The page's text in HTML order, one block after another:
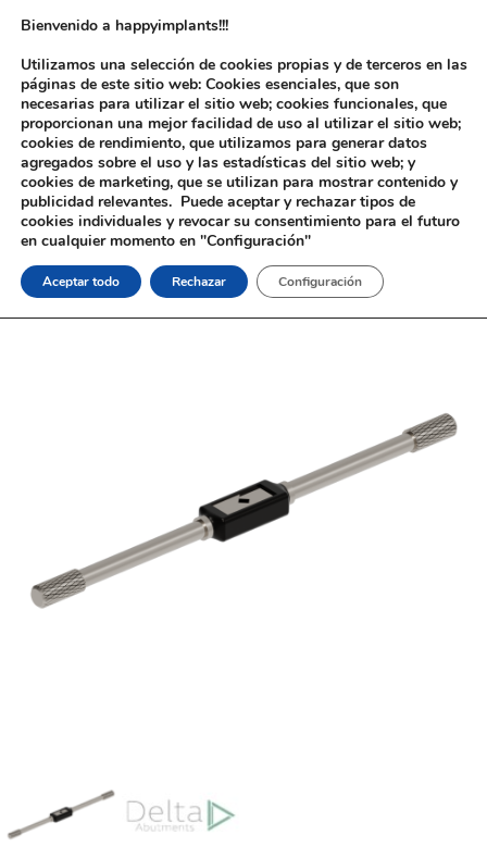
Inicio/Implantología/Aditamentos Digitales /Instrumental Análogo
Digital Delta® / Maneta para análogo digital Instrumental Análogo
Digital Delta®
Bienvenido a happyimplants!!!
Utilizamos una selección de cookies propias y de terceros en las
páginas de este sitio web: Cookies esenciales, que son
necesarias para utilizar el sitio web; cookies funcionales, que
proporcionan una mejor facilidad de uso al utilizar el sitio web;
cookies de rendimiento, que utilizamos para generar datos
agregados sobre el uso y las estadísticas del sitio web; y
cookies de marketing, que se utilizan para mostrar contenido y
publicidad relevantes. Puede aceptar y rechazar tipos de
cookies individuales y revocar su consentimiento para el futuro
en cualquier momento en "Configuración"
Aceptar todo Rechazar Configuración